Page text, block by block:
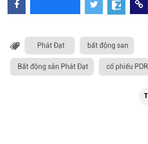
Phát Đạt bất động san
Bất động sản Phát Đạt cổ phiếu PDR